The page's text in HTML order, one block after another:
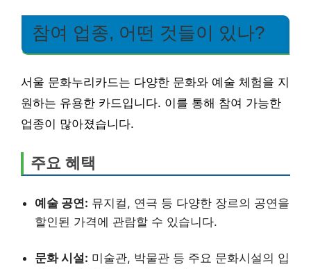
참여 업종, 어떤 것들이 있나?
서울 문화누리카드는 다양한 문화와 예술 체험을 지
원하는 유용한 카드입니다. 이를 통해 참여 가능한
업종이 많아졌습니다.
주요 혜택
예술 공연: 뮤지컬, 연극 등 다양한 장르의 공연을
할인된 가격에 관람할 수 있습니다.
문화 시설: 미술관, 박물관 등 주요 문화시설의 입